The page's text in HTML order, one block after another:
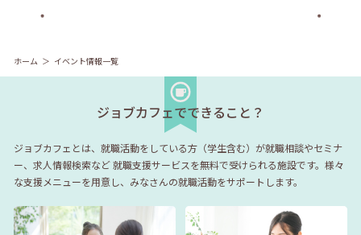
ホーム イベント情報一覧
ジョブカフェでできること？
ジョブカフェとは、就職活動をしている方（学生含む）が就職相談やセミナ
ー、求人情報検索など就職支援サービスを無料で受けられる施設です。様々
な支援メニューを用意し、みなさんの就職活動をサポートします。